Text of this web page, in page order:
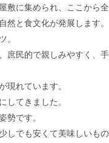
敷に集められ、ここから
然と食文化が発展します。
。
庶民的で親しみやすく、
現れています。
してきました。
勢です。
しでも安くて美味しいも